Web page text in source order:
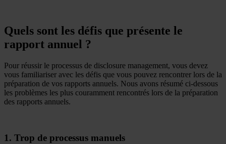
Quels sont les défis que présente le
rapport annuel ?
Pour réussir le processus de disclosure management, vous devez
vous familiariser avec les défis que vous pouvez rencontrer lors de la
préparation de vos rapports annuels. Nous avons résumé ci-dessous
les problèmes les plus couramment rencontrés lors de la préparation
des rapports annuels.
1. Trop de processus manuels